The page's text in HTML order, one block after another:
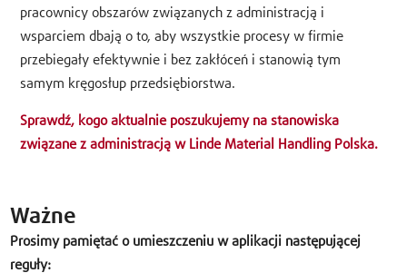
pracownicy obszarów związanych z administracją i
wsparciem dbają o to, aby wszystkie procesy w firmie
przebiegały efektywnie i bez zakłóceń i stanowią tym
samym kręgosłup przedsiębiorstwa.
Sprawdź, kogo aktualnie poszukujemy na stanowiska
związane z administracją w Linde Material Handling Polska.
Ważne
Prosimy pamiętać o umieszczeniu w aplikacji następującej
reguły: